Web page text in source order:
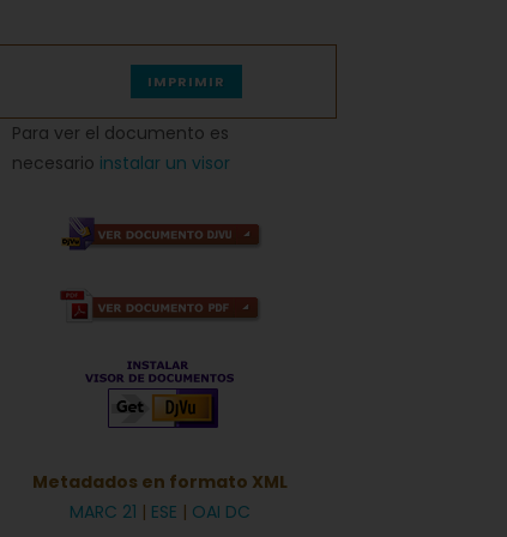
IMPRIMIR
Para ver el documento es
necesario instalar un visor
Metadados en formato XML
MARC 21 | ESE | OAI DC